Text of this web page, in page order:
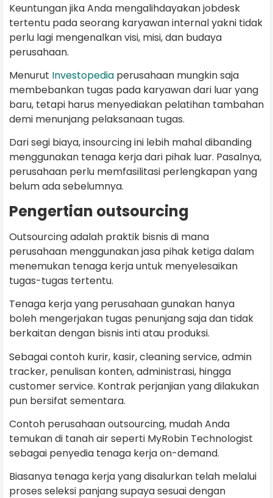
Keuntungan jika Anda mengalihdayakan jobdesk
tertentu pada seorang karyawan internal yakni tidak
perlu lagi mengenalkan visi, misi, dan budaya
perusahaan.
Menurut Investopedia perusahaan mungkin saja
membebankan tugas pada karyawan dari luar yang
baru, tetapi harus menyediakan pelatihan tambahan
demi menunjang pelaksanaan tugas.
Dari segi biaya, insourcing ini lebih mahal dibanding
menggunakan tenaga kerja dari pihak luar. Pasalnya,
perusahaan perlu memfasilitasi perlengkapan yang
belum ada sebelumnya.
Pengertian outsourcing
Outsourcing adalah praktik bisnis di mana
perusahaan menggunakan jasa pihak ketiga dalam
menemukan tenaga kerja untuk menyelesaikan
tugas-tugas tertentu.
Tenaga kerja yang perusahaan gunakan hanya
boleh mengerjakan tugas penunjang saja dan tidak
berkaitan dengan bisnis inti atau produksi.
Sebagai contoh kurir, kasir, cleaning service, admin
tracker, penulisan konten, administrasi, hingga
customer service. Kontrak perjanjian yang dilakukan
pun bersifat sementara.
Contoh perusahaan outsourcing, mudah Anda
temukan di tanah air seperti MyRobin Technologist
sebagai penyedia tenaga kerja on-demand.
Biasanya tenaga kerja yang disalurkan telah melalui
proses seleksi panjang supaya sesuai dengan